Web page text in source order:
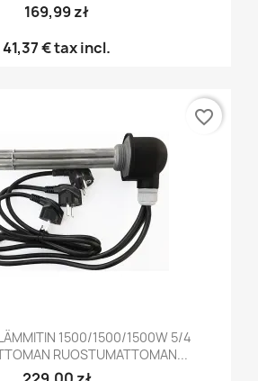
169,99 zł
41,37 €tax incl.
1500/1500/1500W 5/4
RUOSTUMATTOMAN...
favorite_border